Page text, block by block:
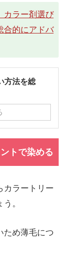
カラー剤選び
合的にアドバ
方法を総
トで染める
カラートリー
。
ため薄毛につ